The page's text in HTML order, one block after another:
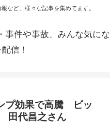
など、様々な記事を集めてます。
事件や事故、みんな気にな
信！
プ効果で高騰 ビッ
田代昌之さん